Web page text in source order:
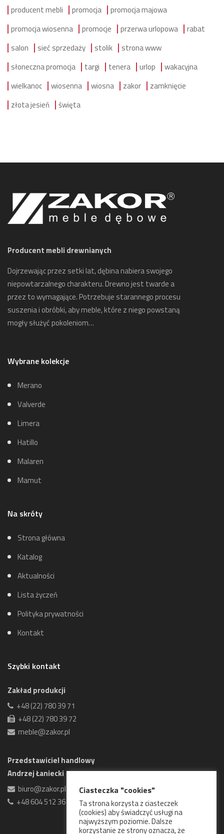
producent mebli
promocja
promocja majowa
promocja wiosenna
promocje przerwa urlopowa
rabat
salon
sieć sprzedaży stolik
strona www
słoneczna promocja
targi tenera urlop
wakacyjna
wielkanoc
wiosenna wiosna zakor
zamknięcie
złota jesień
święta
Producent mebli drewnianych
Dojrzewając przez setki lat, dębina nabiera swojego
niepowtarzalnego charakteru. Drewno jest twarde a
przez to wymagające. Potrzebuje starannego procesu
suszenia i obróbki, aby meble, które z niego powstaną
mogły służyć pokoleniom…
Wybrane kolekcje
Merano
Valverde
Limera
Hatillo
Malaren
Mamut
Na skróty
Strona główna
Katalog
Aktualności
Lista życzeń
Polityka prywatności
Kontakt
Szybki kontakt
Zakład produkcji
+48 (22) 780 39 71
+48 (22) 780 39 72
meble@zakor.pl
Przedstawiciel handlowy
Andrzej Łaniecki
biuro@zakor.pl
+48 604 512 361
Ciasteczka "cookies"
Ta strona korzysta z ciasteczek
(cookies) aby świadczyć usługi na
najwyższym poziomie. Dalsze
korzystanie ze strony oznacza, że